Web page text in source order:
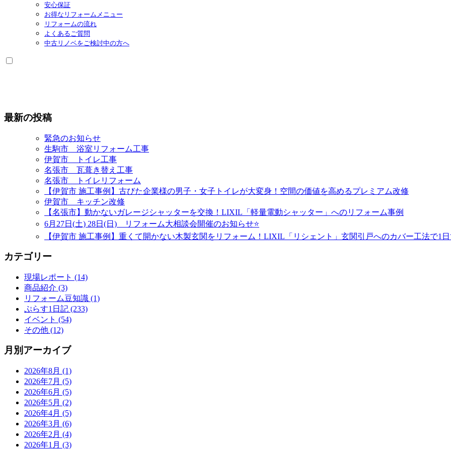
安心保証
お得なリフォームメニュー
リフォームの流れ
よくあるご質問
中古リノベをご検討中の方へ
最新の投稿
緊急のお知らせ
生駒市 浴室リフォーム工事
伊賀市 トイレ工事
名張市 瓦葺き替え工事
名張市 トイレリフォーム
【伊賀市 施工事例】古びた企業様の男子・女子トイレが大変身！空間の価値を高めるプレミアム改修
伊賀市 キッチン改修
【名張市】動かないガレージシャッターを交換！LIXIL「軽量電動シャッター」へのリフォーム事例
6月27日(土) 28日(日) リフォーム大相談会開催のお知らせ⭐
【伊賀市 施工事例】重くて開かない木製玄関をリフォーム！LIXIL「リシェント」玄関引戸へのカバー工法で1日
カテゴリー
現場レポート (14)
商品紹介 (3)
リフォーム豆知識 (1)
ぷらす1日記 (233)
イベント (54)
その他 (12)
月別アーカイブ
2026年8月 (1)
2026年7月 (5)
2026年6月 (5)
2026年5月 (2)
2026年4月 (5)
2026年3月 (6)
2026年2月 (4)
2026年1月 (3)